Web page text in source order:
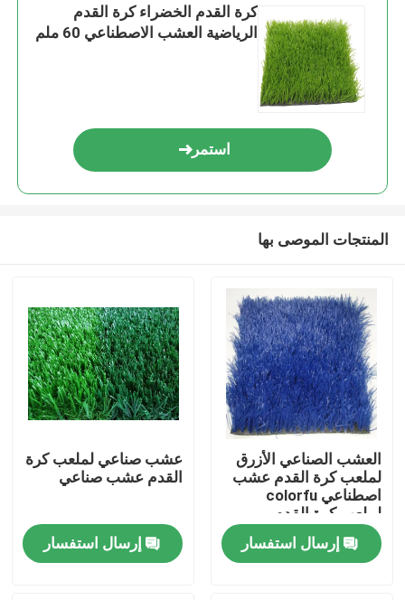
مسكن
منتجات
كرة القدم الخضراء كرة القدم
الرياضية العشب الاصطناعي 60 ملم
استمر
المنتجات الموصى بها
العشب الصناعي الأزرق
لملعب كرة القدم عشب
اصطناعي colorfu
لملعب كرة القدم
إرسال استفسار
عشب صناعي لملعب كرة
القدم عشب صناعي
إرسال استفسار